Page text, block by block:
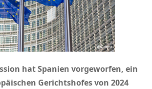
hat Spanien vorgeworfen, ein
Gerichtshofes von 2024